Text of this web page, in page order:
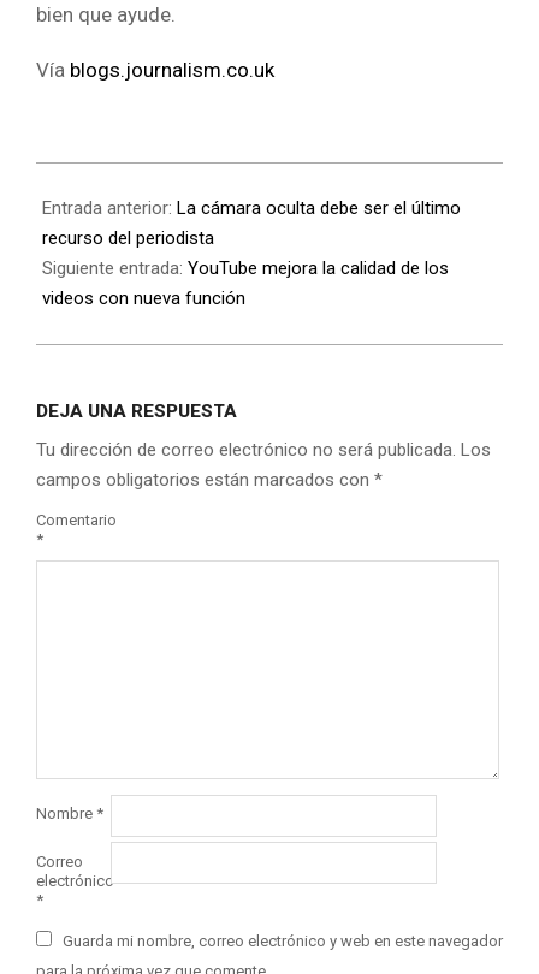
bien que ayude.
Vía blogs.journalism.co.uk
Entrada anterior: La cámara oculta debe ser el último
recurso del periodista
Siguiente entrada: YouTube mejora la calidad de los
videos con nueva función
DEJA UNA RESPUESTA
Tu dirección de correo electrónico no será publicada. Los
campos obligatorios están marcados con *
Comentario
*
Nombre *
Correo
electrónico
*
Guarda mi nombre, correo electrónico y web en este navegador